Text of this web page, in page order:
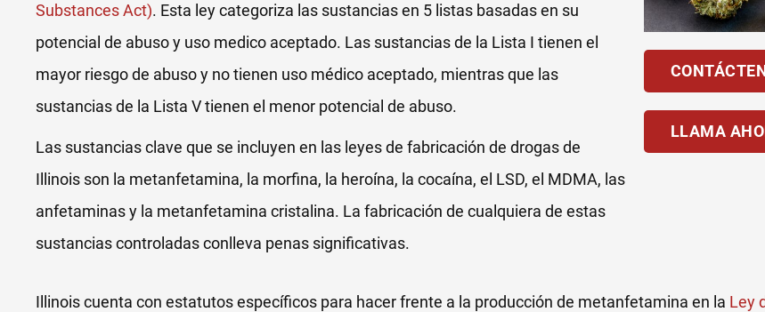
Substances Act). Esta ley categoriza las sustancias en 5 listas basadas en su
potencial de abuso y uso medico aceptado. Las sustancias de la Lista I tienen el
mayor riesgo de abuso y no tienen uso médico aceptado, mientras que las
sustancias de la Lista V tienen el menor potencial de abuso.
Las sustancias clave que se incluyen en las leyes de fabricación de drogas de
Illinois son la metanfetamina, la morfina, la heroína, la cocaína, el LSD, el MDMA, las
anfetaminas y la metanfetamina cristalina. La fabricación de cualquiera de estas
sustancias controladas conlleva penas significativas.
LLAMA
Illinois cuenta con estatutos específicos para hacer frente a la producción de metanfetamina en la Ley